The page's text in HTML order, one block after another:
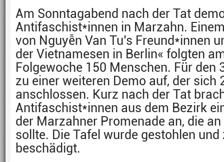
Am Sonntagabend nach der Tat
Antifaschist*innen in Marzahn.
von Nguyễn Van Tu’s Freund*innen
der Vietnamesen in Berlin« folgten
Folgewoche 150 Menschen. Für den
zu einer weiteren Demo auf, der sich
anschlossen. Kurz nach der Tat
Antifaschist*innen aus dem Bezirk
der Marzahner Promenade an, die
sollte. Die Tafel wurde gestohlen
beschädigt.